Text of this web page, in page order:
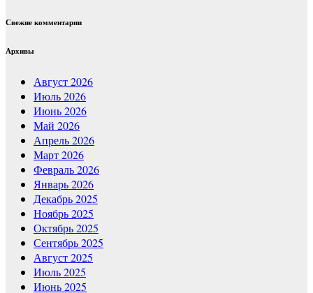
Свежие комментарии
Архивы
Август 2026
Июль 2026
Июнь 2026
Май 2026
Апрель 2026
Март 2026
Февраль 2026
Январь 2026
Декабрь 2025
Ноябрь 2025
Октябрь 2025
Сентябрь 2025
Август 2025
Июль 2025
Июнь 2025